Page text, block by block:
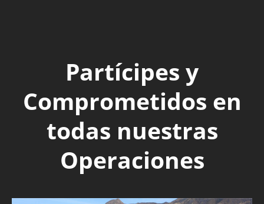
Partícipes y
Comprometidos en
todas nuestras
Operaciones